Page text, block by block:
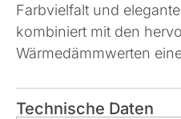
Farbvielfalt und
kombiniert mit den
Wärmedämmwerten
Technische Daten